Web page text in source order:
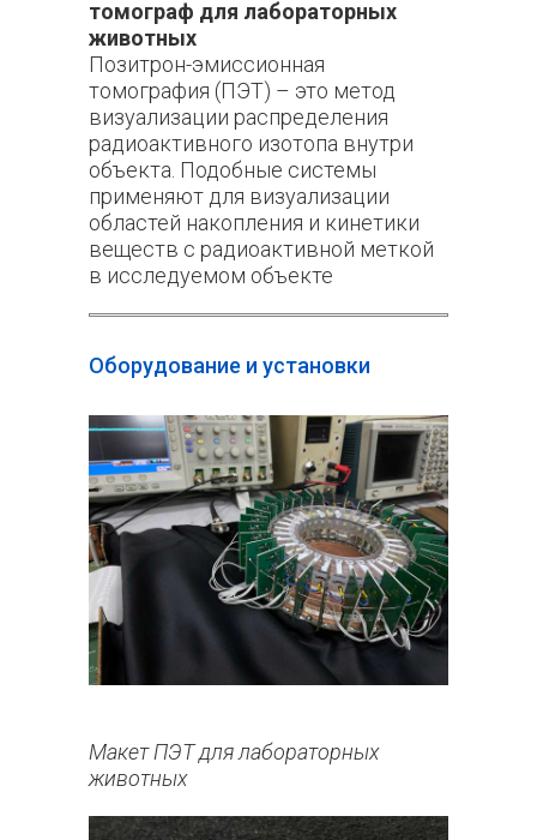
томограф для лабораторных
животных
Позитрон-эмиссионная
томография (ПЭТ) – это метод
визуализации распределения
радиоактивного изотопа внутри
объекта. Подобные системы
применяют для визуализации
областей накопления и кинетики
веществ с радиоактивной меткой
в исследуемом объекте
Оборудование и установки
Макет ПЭТ для лабораторных
животных